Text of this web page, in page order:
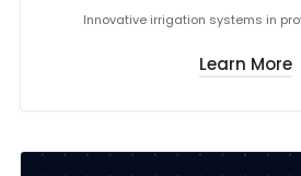
Innovative irrigation systems in
Learn More